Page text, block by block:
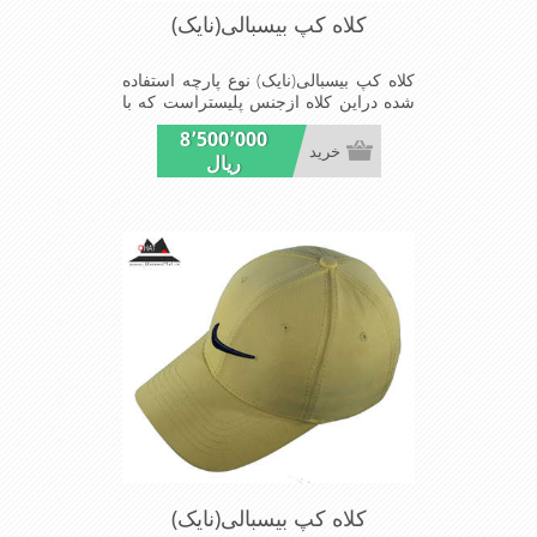
کلاه کپ بیسبالی(نایک)
کلاه کپ بیسبالی(نایک) نوع پارچه استفاده
شده دراین کلاه ازجنس پلیستراست که با
استفاده است ونقاب که مناسب این شکل
ازکلاه است شیک و مناسب افراد خوش
in China
8٬500٬000
ریال
خرید
کلاه کپ بیسبالی(نایک)